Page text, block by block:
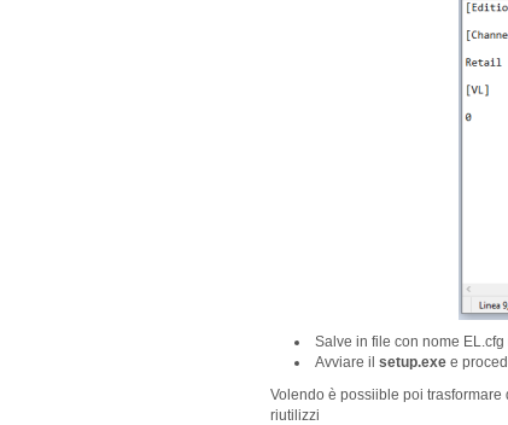
Salve in file con nome
Avviare il setup.exe e
Volendo è possiible poi
riutilizzi